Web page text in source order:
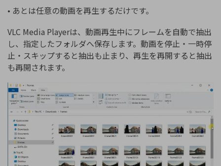
• あとは任意の動画を再生するだけです。
VLC Media Playerは、動画再生中にフレームを自動で抽出
し、指定したフォルダへ保存します。動画を停止・一時停
止・スキップすると抽出も止まり、再生を再開すると抽出
も再開されます。